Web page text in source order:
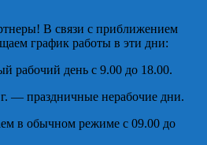
В связи с приближением
график работы в эти дни:
рабочий день с 9.00 до 18.00.
— праздничные нерабочие дни.
в обычном режиме с 09.00 до